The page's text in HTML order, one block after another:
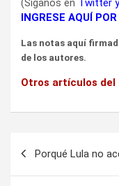
(Síganos en Twitter
INGRESE AQUÍ
Las notas aquí
de los autores.
Otros artículos del
Porqué Lula no